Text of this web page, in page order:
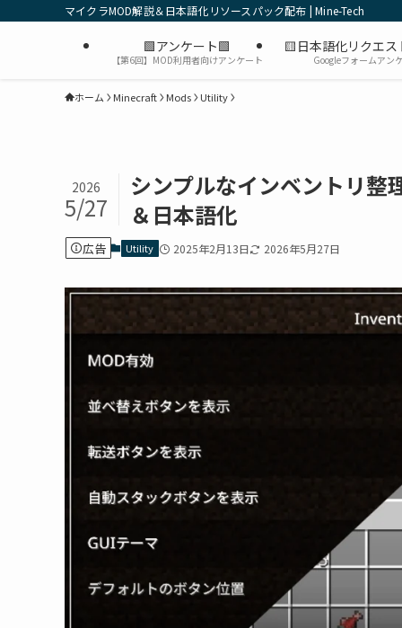
マイクラMOD解説＆日本語化リソースパック配布 | Mine-Tech
🟩アンケート🟩
【第6回】MOD利用者向けアンケート
🟨日本語化リクエ
Googleフォームアン
ホーム Minecraft Mods Utility
シンプルなインベントリ
＆日本語化
2026
5/27
広告 Utility 2025年2月13日 2026年5月27日